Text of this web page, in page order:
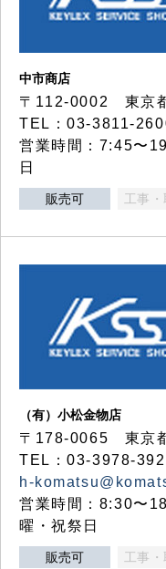
中市商店
〒112-0002 東京
TEL：03-3811-
営業時間：7:45〜
日
販売可 工事
（有）小松金物店
〒178-0065 東京
TEL：03-3978-
h-
営業時間：8:30〜
曜・祝祭日
販売可 工事